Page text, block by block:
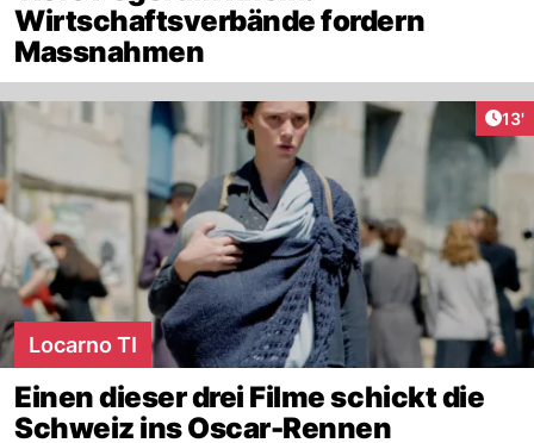
Wirtschaftsverbände fordern
Massnahmen
13'
Locarno TI
Einen dieser drei Filme schickt die
Schweiz ins Oscar-Rennen